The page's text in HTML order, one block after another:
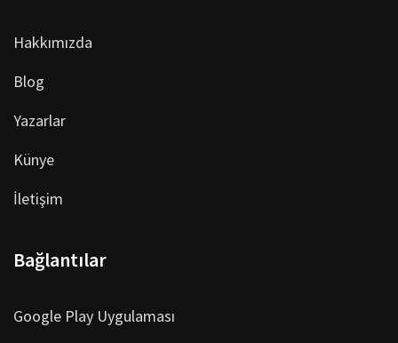
Hakkımızda
Blog
Yazarlar
Künye
İletişim
Bağlantılar
Google Play Uygulaması